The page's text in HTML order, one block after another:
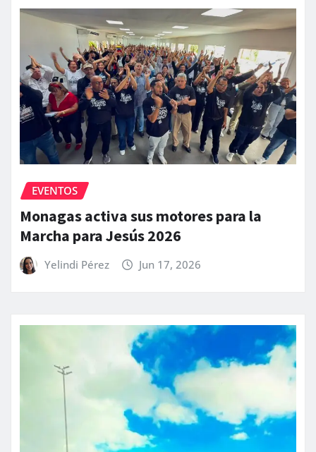
EVENTOS
Monagas activa sus motores para la
Marcha para Jesús 2026
Yelindi Pérez Jun 17, 2026